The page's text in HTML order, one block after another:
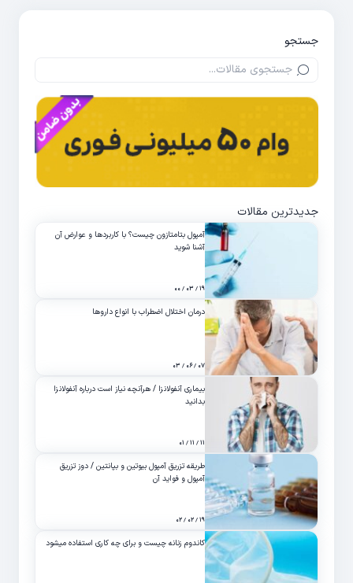
جستجو
جدیدترین مقالات
آمپول بتامتازون چیست؟ با کاربردها و عوارض آن
آشنا شوید
۱۹ / ۰۳ / ۰۰
درمان اختلال اضطراب با انواع داروها
۰۷ / ۰۶ / ۰۳
بیماری آنفولانزا / هرآنچه نیاز است درباره آنفولانزا
بدانید
۱۱ / ۱۱ / ۰۱
طریقه تزریق آمپول بیوتین و بپانتین / دوز تزریق
آمپول و فواید آن
۱۹ / ۰۲ / ۰۲
کاندوم زنانه چیست و برای چه کاری استفاده میشود